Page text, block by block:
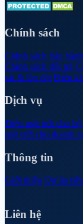
Chính sách
Chính sách bảo hành
Chính sách đổi trả
sát & lắp đặt Điều
Dịch vụ
Điện mặt trời cho
mặt trời cho doanh
Thông tin
Giới thiệu Dự án
Liên hệ